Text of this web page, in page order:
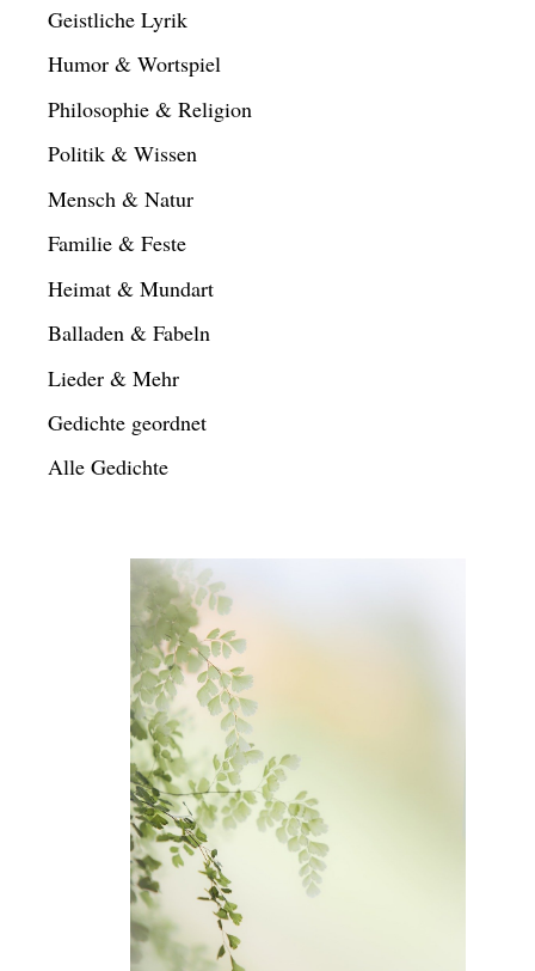
Geistliche Lyrik
Humor & Wortspiel
Philosophie & Religion
Politik & Wissen
Mensch & Natur
Familie & Feste
Heimat & Mundart
Balladen & Fabeln
Lieder & Mehr
Gedichte geordnet
Alle Gedichte